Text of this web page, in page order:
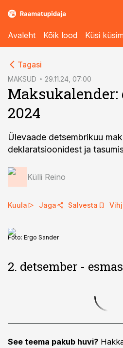
Avaleht Kõik lood Küsi
Tagasi
MAKSUD 29.11.24, 07:00
Maksukalender:
2024
Ülevaade detsembrikuu
deklaratsioonidest ja
Külli Reino
Kuula Jaga Salvesta
Foto: Ergo Sander
2. detsember -
See teema pakub huvi?